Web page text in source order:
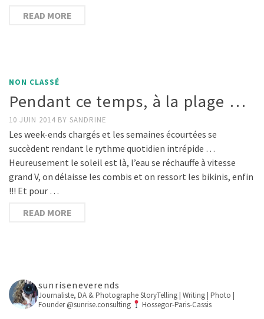
READ MORE
NON CLASSÉ
Pendant ce temps, à la plage …
10 JUIN 2014 BY SANDRINE
Les week-ends chargés et les semaines écourtées se
succèdent rendant le rythme quotidien intrépide …
Heureusement le soleil est là, l’eau se réchauffe à vitesse
grand V, on délaisse les combis et on ressort les bikinis, enfin
!!! Et pour …
READ MORE
sunriseneverends
Journaliste, DA & PhotographeStoryTelling | Writing | Photo |
Founder @sunrise.consulting
Hossegor-Paris-Cassis